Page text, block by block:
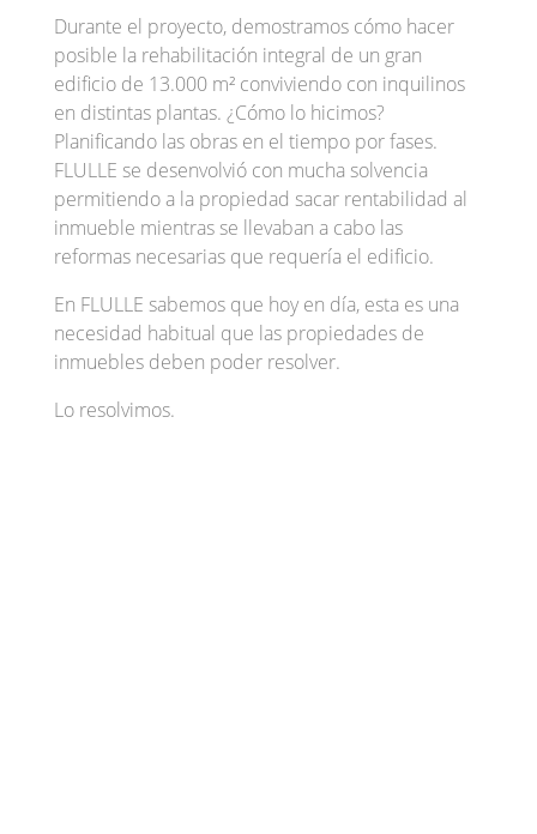
Durante el proyecto, demostramos cómo hacer
posible la rehabilitación integral de un gran
edificio de 13.000 m² conviviendo con inquilinos
en distintas plantas. ¿Cómo lo hicimos?
Planificando las obras en el tiempo por fases.
FLULLE se desenvolvió con mucha solvencia
permitiendo a la propiedad sacar rentabilidad al
inmueble mientras se llevaban a cabo las
reformas necesarias que requería el edificio.
En FLULLE sabemos que hoy en día, esta es una
necesidad habitual que las propiedades de
inmuebles deben poder resolver.
Lo resolvimos.